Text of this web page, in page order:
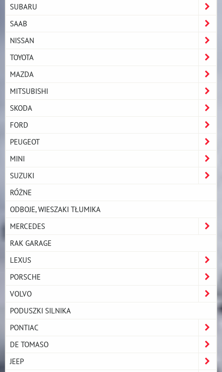
SUBARU
SAAB
NISSAN
TOYOTA
MAZDA
MITSUBISHI
SKODA
FORD
PEUGEOT
MINI
SUZUKI
RÓŻNE
ODBOJE, WIESZAKI TŁUMIKA
MERCEDES
RAK GARAGE
LEXUS
PORSCHE
VOLVO
PODUSZKI SILNIKA
PONTIAC
DE TOMASO
JEEP